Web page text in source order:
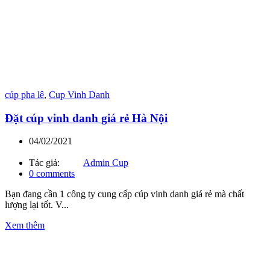
cúp pha lê, Cup Vinh Danh
Đặt cúp vinh danh giá rẻ Hà Nội
04/02/2021
Tác giả:
Admin Cup
0 comments
Bạn đang cần 1 công ty cung cấp cúp vinh danh giá rẻ mà chất
lượng lại tốt. V...
Xem thêm